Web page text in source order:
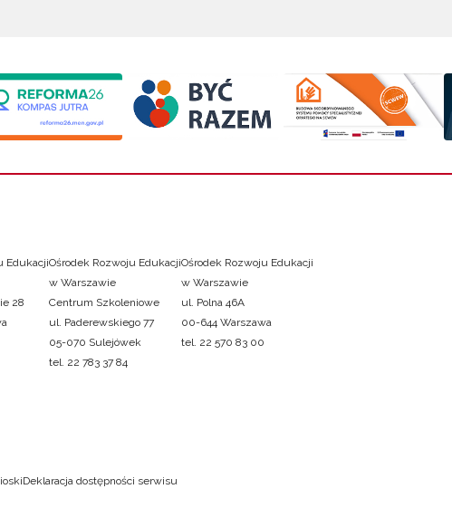
Edukacji
28
Ośrodek Rozwoju Edukacji
w Warszawie
Centrum Szkoleniowe
ul. Paderewskiego 77
05-070 Sulejówek
tel. 22 783 37 84
Ośrodek Rozwoju Edukacji
w Warszawie
ul. Polna 46A
00-644 Warszawa
tel. 22 570 83 00
Deklaracja dostępności serwisu